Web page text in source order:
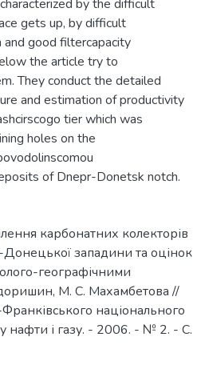
by the difficult
gets up, by difficult
and good filtercapacity
the article try to
They conduct the detailed
and estimation of productivity
tier which was
holes on the
of Dnepr-Donetsk notch.
карбонатних колекторів
западини та оцінок
географічними
М. С. Махамбетова //
національного
нафти і газу. - 2006. - № 2. - С.